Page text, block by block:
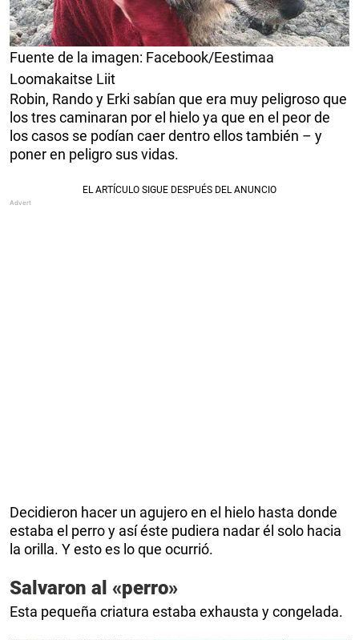
Fuente de la imagen: Facebook/Eestimaa
Loomakaitse Liit
Robin, Rando y Erki sabían que era muy peligroso que
los tres caminaran por el hielo ya que en el peor de
los casos se podían caer dentro ellos también – y
poner en peligro sus vidas.
Decidieron hacer un agujero en el hielo hasta donde
estaba el perro y así éste pudiera nadar él solo hacia
la orilla. Y esto es lo que ocurrió.
Salvaron al «perro»
Esta pequeña criatura estaba exhausta y congelada.